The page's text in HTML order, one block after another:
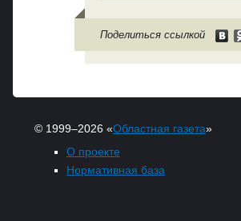
Поделиться ссылкой
© 1999–2026 «Областная газета»
О проекте
Нормативная база